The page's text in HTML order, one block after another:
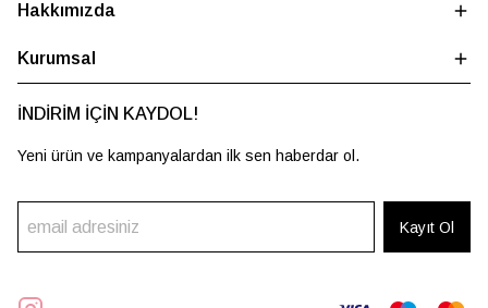
Hakkımızda
Kurumsal
İNDİRİM İÇİN KAYDOL!
Yeni ürün ve kampanyalardan ilk sen haberdar ol.
Kayıt Ol